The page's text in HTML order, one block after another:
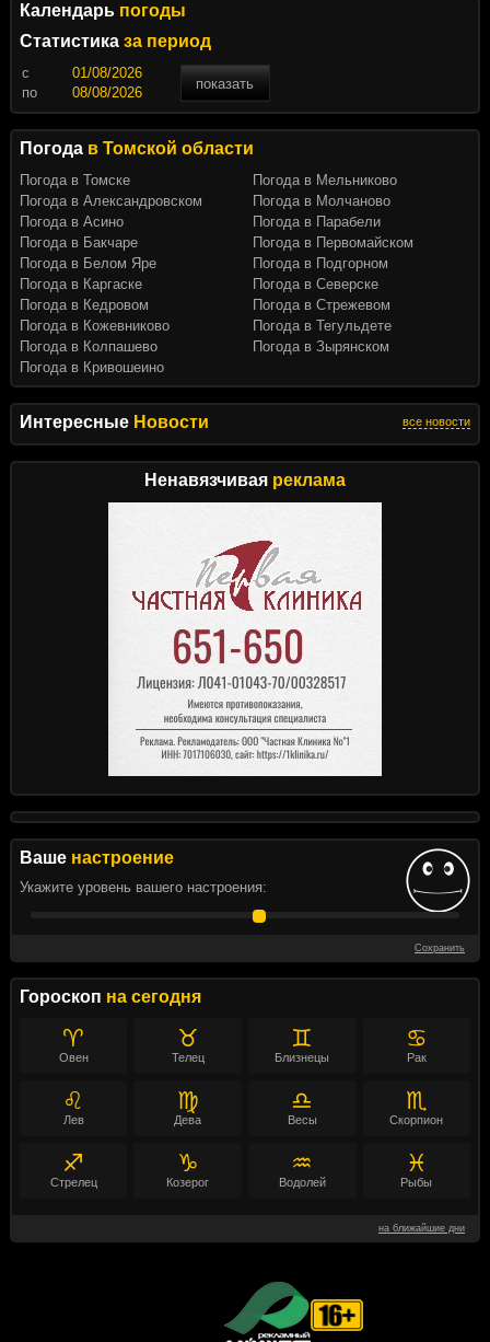
Интересные Новости все новости
Ненавязчивая реклама
Ваше настроение
Укажите уровень вашего настроения:
Сохранить
Гороскоп на сегодня
♈
Овен
♉
Телец
♊
Близнецы
♋
Рак
♌
Лев
♍
Дева
♎
Весы
♏
Скорпион
♐
Стрелец
♑
Козерог
♒
Водолей
♓
Рыбы
на ближайшие дни
Календарь погоды
Статистика за период
c
показать
по
Погода в Томской области
Погода в Томске
Погода в Александровском
Погода в Асино
Погода в Бакчаре
Погода в Белом Яре
Погода в Каргаске
Погода в Кедровом
Погода в Кожевниково
Погода в Колпашево
Погода в Кривошеино
Погода в Мельниково
Погода в Молчаново
Погода в Парабели
Погода в Первомайском
Погода в Подгорном
Погода в Северске
Погода в Стрежевом
Погода в Тегульдете
Погода в Зырянском